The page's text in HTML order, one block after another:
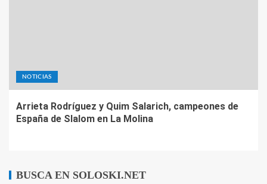
NOTICIAS
Arrieta Rodríguez y Quim Salarich, campeones de
España de Slalom en La Molina
BUSCA EN SOLOSKI.NET